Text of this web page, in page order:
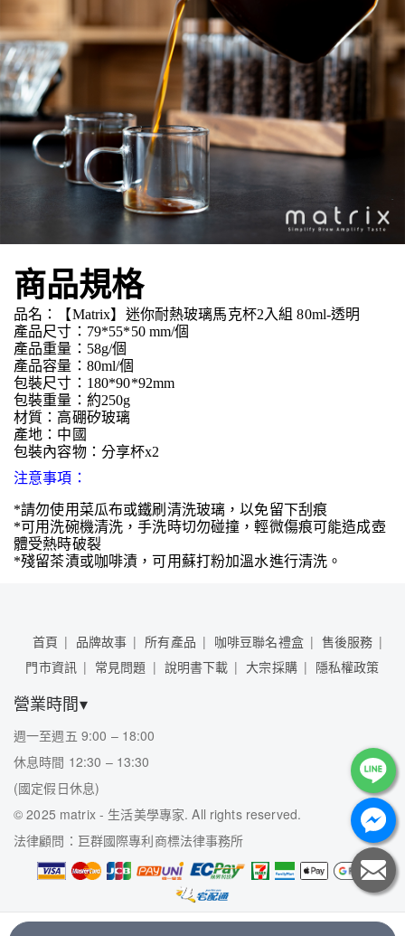
商品規格
品名：【Matrix】迷你耐熱玻璃馬克杯2入組 80ml-透明
產品尺寸：79*55*50 mm/個
產品重量：58g/個
產品容量：80ml/個
包裝尺寸：180*90*92mm
包裝重量：約250g
材質：高硼矽玻璃
產地：中國
包裝內容物：分享杯x2
注意事項：
*請勿使用菜瓜布或鐵刷清洗玻璃，以免留下刮痕
*可用洗碗機清洗，手洗時切勿碰撞，輕微傷痕可能造成壺
體受熱時破裂
*殘留茶漬或咖啡漬，可用蘇打粉加溫水進行清洗。
首頁 品牌故事 所有產品 咖啡豆聯名禮盒
售後服務
門市資訊
常見問題 說明書下載 大宗採購 隱私權政策
營業時間▾
週一至週五 9:00 – 18:00
休息時間 12:30 – 13:30
(國定假日休息)
© 2025 matrix - 生活美學專家. All rights reserved.
法律顧問：巨群國際專利商標法律事務所